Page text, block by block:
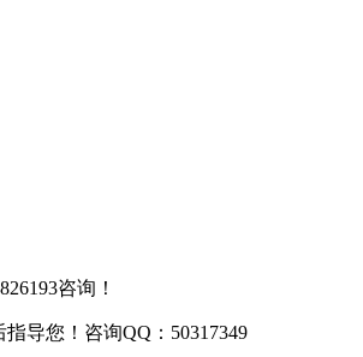
咨询！
导您！咨询QQ：50317349